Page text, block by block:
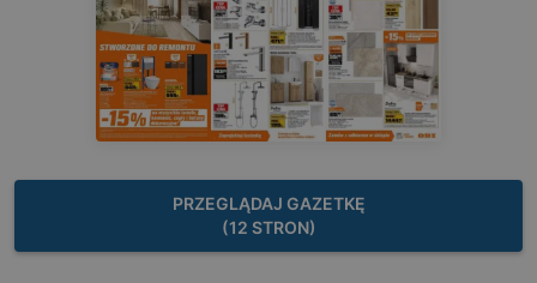
PRZEGLĄDAJ GAZETKĘ
(12 STRON)